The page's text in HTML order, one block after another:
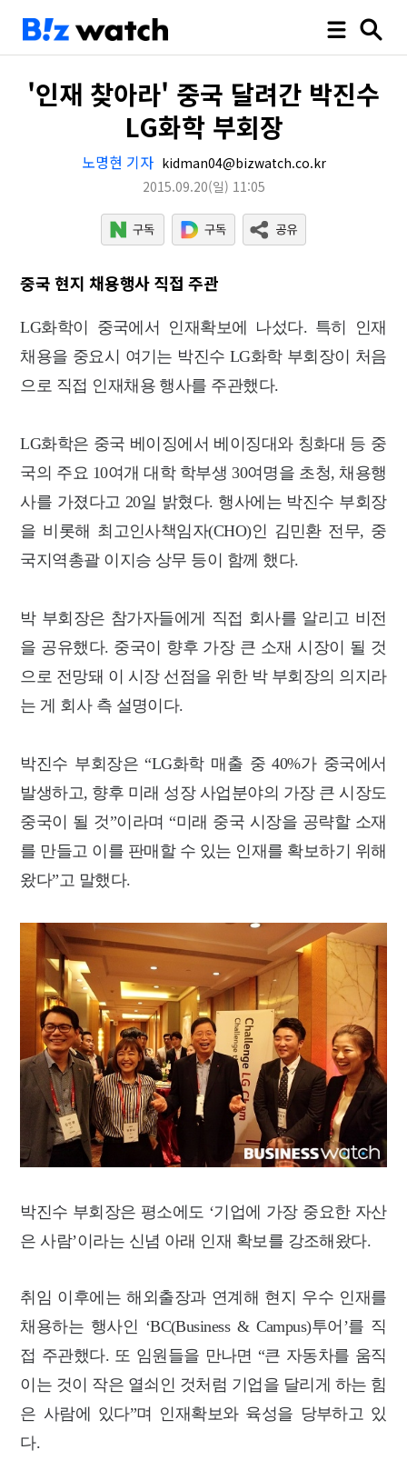
'인재 찾아라' 중국 달려간 박진수
LG화학 부회장
노명현 기자 kidman04@bizwatch.co.kr
2015.09.20(일) 11:05
중국 현지 채용행사 직접 주관
LG화학이 중국에서 인재확보에 나섰다. 특히 인재
채용을 중요시 여기는 박진수 LG화학 부회장이 처음
으로 직접 인재채용 행사를 주관했다.
LG화학은 중국 베이징에서 베이징대와 칭화대 등 중
국의 주요 10여개 대학 학부생 30여명을 초청, 채용행
사를 가졌다고 20일 밝혔다. 행사에는 박진수 부회장
을 비롯해 최고인사책임자(CHO)인 김민환 전무, 중
국지역총괄 이지승 상무 등이 함께 했다.
박 부회장은 참가자들에게 직접 회사를 알리고 비전
을 공유했다. 중국이 향후 가장 큰 소재 시장이 될 것
으로 전망돼 이 시장 선점을 위한 박 부회장의 의지라
는 게 회사 측 설명이다.
박진수 부회장은 “LG화학 매출 중 40%가 중국에서
발생하고, 향후 미래 성장 사업분야의 가장 큰 시장도
중국이 될 것”이라며 “미래 중국 시장을 공략할 소재
를 만들고 이를 판매할 수 있는 인재를 확보하기 위해
왔다”고 말했다.
박진수 부회장은 평소에도 ‘기업에 가장 중요한 자산
은 사람’이라는 신념 아래 인재 확보를 강조해왔다.
취임 이후에는 해외출장과 연계해 현지 우수 인재를
채용하는 행사인 ‘BC(Business & Campus)투어’를 직
접 주관했다. 또 임원들을 만나면 “큰 자동차를 움직
이는 것이 작은 열쇠인 것처럼 기업을 달리게 하는 힘
은 사람에 있다”며 인재확보와 육성을 당부하고 있
다.